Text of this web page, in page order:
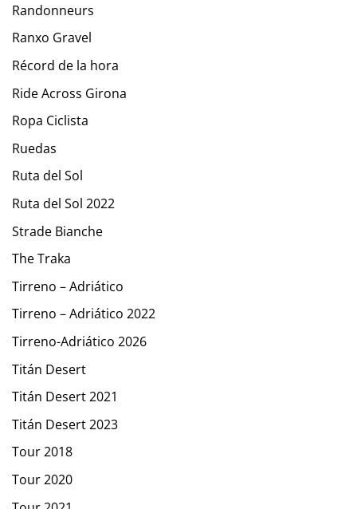
Randonneurs
Ranxo Gravel
Récord de la hora
Ride Across Girona
Ropa Ciclista
Ruedas
Ruta del Sol
Ruta del Sol 2022
Strade Bianche
The Traka
Tirreno – Adriático
Tirreno – Adriático 2022
Tirreno-Adriático 2026
Titán Desert
Titán Desert 2021
Titán Desert 2023
Tour 2018
Tour 2020